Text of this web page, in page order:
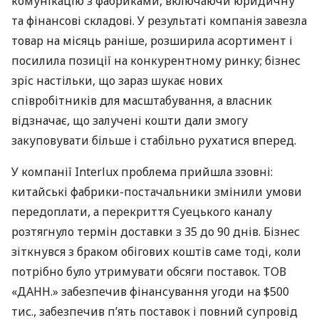
та фінансові складові. У результаті компанія завезла
товар на місяць раніше, розширила асортимент і
посилила позиції на конкурентному ринку; бізнес
зріс настільки, що зараз шукає нових
співробітників для масштабування, а власник
відзначає, що залучені кошти дали змогу
закуповувати більше і стабільно рухатися вперед.
У компанії Interlux проблема прийшла ззовні:
китайські фабрики-постачальники змінили умови
передоплати, а перекриття Суецького каналу
розтягнуло термін доставки з 35 до 90 днів. Бізнес
зіткнувся з браком обігових коштів саме тоді, коли
потрібно було утримувати обсяги поставок. ТОВ
«ДАНН.» забезпечив фінансування угоди на $500
тис., забезпечив п’ять поставок і повний супровід